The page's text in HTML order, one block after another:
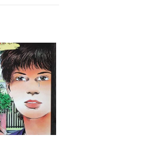
Ajouter
à ma
liste
d'envies